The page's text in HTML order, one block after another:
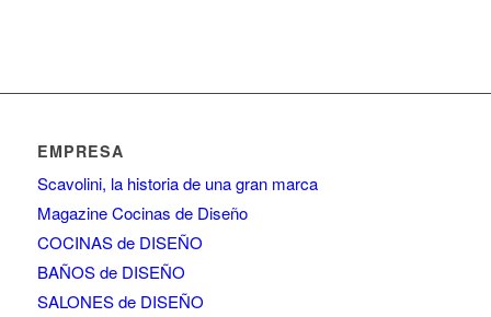
EMPRESA
Scavolini, la historia de una gran marca
Magazine Cocinas de Diseño
COCINAS de DISEÑO
BAÑOS de DISEÑO
SALONES de DISEÑO